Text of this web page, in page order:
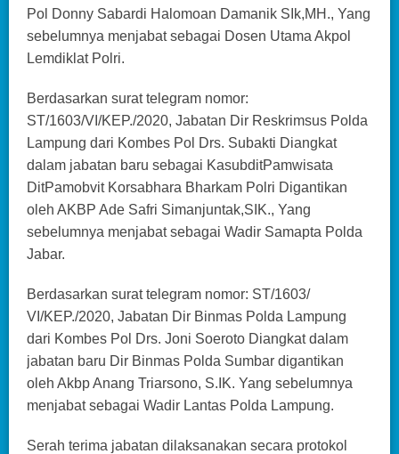
Pol Donny Sabardi Halomoan Damanik SIk,MH., Yang
sebelumnya menjabat sebagai Dosen Utama Akpol
Lemdiklat Polri.
Berdasarkan surat telegram nomor:
ST/1603/VI/KEP./2020, Jabatan Dir Reskrimsus Polda
Lampung dari Kombes Pol Drs. Subakti Diangkat
dalam jabatan baru sebagai KasubditPamwisata
DitPamobvit Korsabhara Bharkam Polri Digantikan
oleh AKBP Ade Safri Simanjuntak,SIK., Yang
sebelumnya menjabat sebagai Wadir Samapta Polda
Jabar.
Berdasarkan surat telegram nomor: ST/1603/
VI/KEP./2020, Jabatan Dir Binmas Polda Lampung
dari Kombes Pol Drs. Joni Soeroto Diangkat dalam
jabatan baru Dir Binmas Polda Sumbar digantikan
oleh Akbp Anang Triarsono, S.IK. Yang sebelumnya
menjabat sebagai Wadir Lantas Polda Lampung.
Serah terima jabatan dilaksanakan secara protokol